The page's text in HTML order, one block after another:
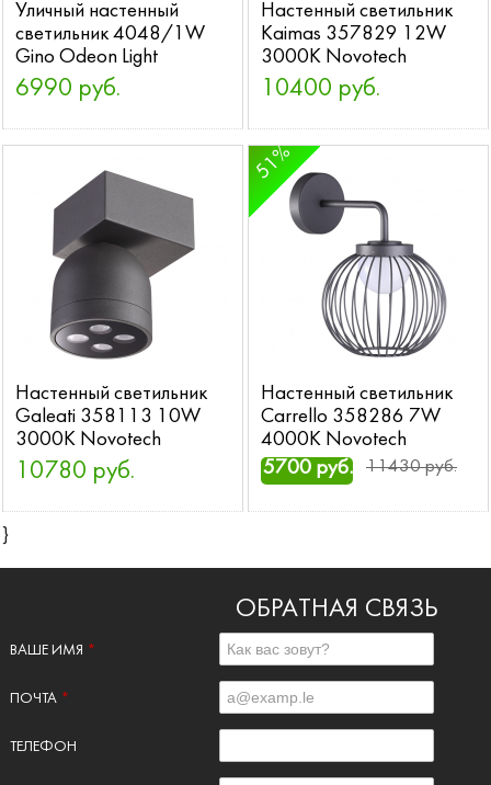
Уличный настенный
светильник 4048/1W
Gino Odeon Light
6990 руб.
Настенный светильник
Kaimas 357829 12W
3000K Novotech
10400 руб.
Настенный светильник
Galeati 358113 10W
3000K Novotech
10780 руб.
Настенный светильник
Carrello 358286 7W
4000K Novotech
51%
5700 руб. 11430 руб.
}
ОБРАТНАЯ СВЯЗЬ
ВАШЕ ИМЯ *
ПОЧТА *
ТЕЛЕФОН